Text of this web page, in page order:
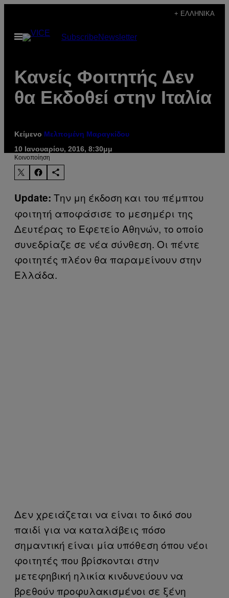
περιεχόμενο
+ ΕΛΛΗΝΙΚΆ
Ανοίξτε
το
SubscribeNewsletter
Κανείς Φοιτητής Δεν
θα Εκδοθεί στην Ιταλία
Κείμενο Μελπομένη Μαραγκίδου
10 Ιανουαρίου, 2016, 8:30μμ
Kοινοποίηση
Update: Την μη έκδοση και του πέμπτου
φοιτητή αποφάσισε το μεσημέρι της
Δευτέρας το Εφετείο Αθηνών, το οποίο
συνεδρίαζε σε νέα σύνθεση. Οι πέντε
φοιτητές πλέον θα παραμείνουν στην
Ελλάδα.
Δεν χρειάζεται να είναι το δικό σου
παιδί για να καταλάβεις πόσο
σημαντική είναι μία υπόθεση όπου νέοι
φοιτητές που βρίσκονται στην
μετεφηβική ηλικία κινδυνεύουν να
βρεθούν προφυλακισμένοι σε ξένη